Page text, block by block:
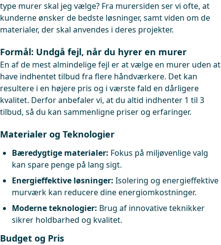
type murer skal jeg vælge? Fra murersiden ser vi ofte, at
kunderne ønsker de bedste løsninger, samt viden om de
materialer, der skal anvendes i deres projekter.
Formål: Undgå fejl, når du hyrer en murer
En af de mest almindelige fejl er at vælge en murer uden at
have indhentet tilbud fra flere håndværkere. Det kan
resultere i en højere pris og i værste fald en dårligere
kvalitet. Derfor anbefaler vi, at du altid indhenter 1 til 3
tilbud, så du kan sammenligne priser og erfaringer.
Materialer og Teknologier
Bæredygtige materialer: Fokus på miljøvenlige valg
kan spare penge på lang sigt.
Energieffektive løsninger: Isolering og energieffektive
murværk kan reducere dine energiomkostninger.
Moderne teknologier: Brug af innovative teknikker
sikrer holdbarhed og kvalitet.
Budget og Pris